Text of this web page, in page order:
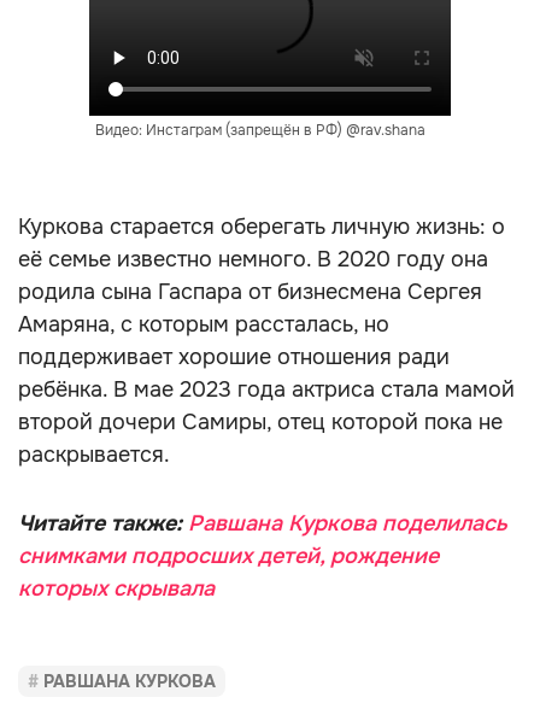
Видео: Инстаграм (запрещён в РФ) @rav.shana
Куркова старается оберегать личную жизнь: о
её семье известно немного. В 2020 году она
родила сына Гаспара от бизнесмена Сергея
Амаряна, с которым рассталась, но
поддерживает хорошие отношения ради
ребёнка. В мае 2023 года актриса стала мамой
второй дочери Самиры, отец которой пока не
раскрывается.
Читайте также: Равшана Куркова поделилась
снимками подросших детей, рождение
которых скрывала
РАВШАНА КУРКОВА